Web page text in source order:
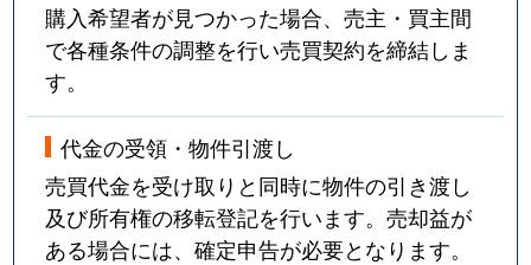
購入希望者が見つかった場合、売主・買主間
で各種条件の調整を行い売買契約を締結しま
す。
代金の受領・物件引渡し
売買代金を受け取りと同時に物件の引き渡し
及び所有権の移転登記を行います。売却益が
ある場合には、確定申告が必要となります。